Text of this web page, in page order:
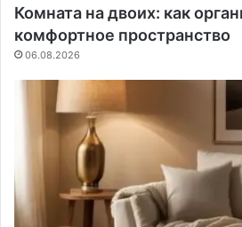
Комната на двоих: как
комфортное пространство
06.08.2026